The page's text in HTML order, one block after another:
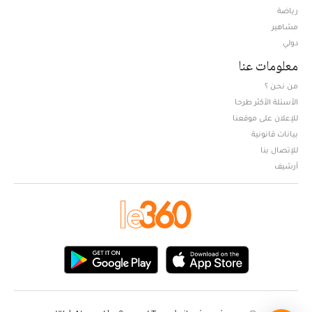
رياضة
مشاهير
دولي
معلومات عنا
من نحن ؟
الأسئلة الأكثر طرحا
للإعلان على موقعنا
بيانات قانونية
للإتصال بنا
أرشيف